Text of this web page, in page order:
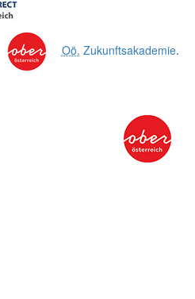
Oö. Zukunftsakademie.